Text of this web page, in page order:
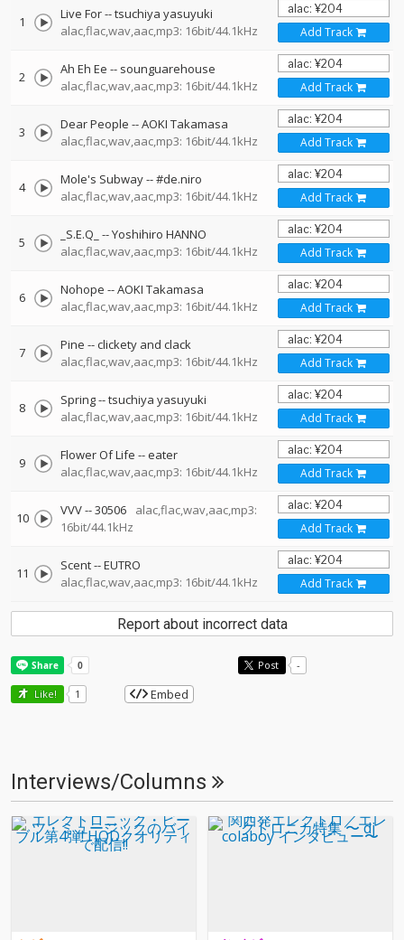
1 Live For--tsuchiya yasuyuki
alac,flac,wav,aac,mp3: 16bit/44.1kHz
Add Track
2 Ah Eh Ee -- sounguarehouse
alac,flac,wav,aac,mp3: 16bit/44.1kHz
Add Track
3 Dear People --AOKI Takamasa
alac,flac,wav,aac,mp3: 16bit/44.1kHz
Add Track
4 Mole's Subway--#de.niro
alac,flac,wav,aac,mp3: 16bit/44.1kHz
Add Track
5 _S.E.Q_ --Yoshihiro HANNO
alac,flac,wav,aac,mp3: 16bit/44.1kHz
Add Track
6 Nohope --AOKI Takamasa
alac,flac,wav,aac,mp3: 16bit/44.1kHz
Add Track
7 Pine --clickety and clack
alac,flac,wav,aac,mp3: 16bit/44.1kHz
Add Track
8 Spring--tsuchiya yasuyuki
alac,flac,wav,aac,mp3: 16bit/44.1kHz
Add Track
9 Flower Of Life --eater
alac,flac,wav,aac,mp3: 16bit/44.1kHz
Add Track
10 VVV--30506
alac,flac,wav,aac,mp3:
16bit/44.1kHz
Add Track
11 Scent--EUTRO
alac,flac,wav,aac,mp3: 16bit/44.1kHz
Add Track
Report about incorrect data
Post -
Like! 1 Embed
Interviews/Columns